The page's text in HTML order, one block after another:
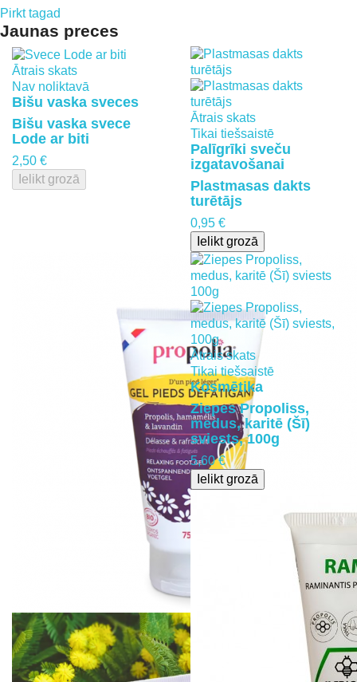
Pirkt tagad
Jaunas preces
Ātrais skats
Nav noliktavā
Bišu vaska sveces
Bišu vaska svece
Lode ar biti
2,50 €
Ielikt grozā
Ātrais skats
Tikai tiešsaistē
Palīgrīki sveču
izgatavošanai
Plastmasas dakts
turētājs
0,95 €
Ielikt grozā
Ātrais skats
Tikai tiešsaistē
Kosmētika
Ziepes Propoliss,
medus, karitē (Šī)
sviests, 100g
5,60 €
Ielikt grozā